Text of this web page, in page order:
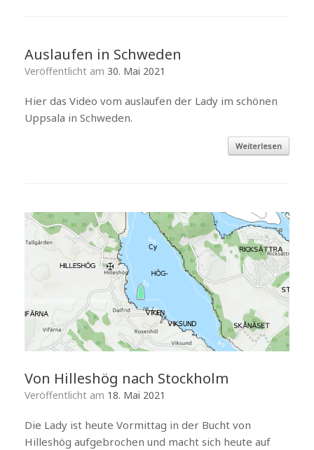
Auslaufen in Schweden
Veröffentlicht am 30. Mai 2021
Hier das Video vom auslaufen der Lady im schönen
Uppsala in Schweden.
Weiterlesen
Von Hilleshög nach Stockholm
Veröffentlicht am 18. Mai 2021
Die Lady ist heute Vormittag in der Bucht von
Hilleshög aufgebrochen und macht sich heute auf